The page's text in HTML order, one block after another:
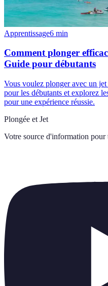
Apprentissage6 min
Comment plonger
Guide pour débutants
Vous voulez plonger avec un
pour les débutants et explorez
pour une expérience réussie.
Plongée et Jet
Votre source d'information pour